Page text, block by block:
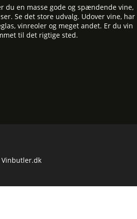
du en masse gode og spændende vine,
Se det store udvalg. Udover vine, har
vinreoler og meget andet. Er du vin
til det rigtige sted.